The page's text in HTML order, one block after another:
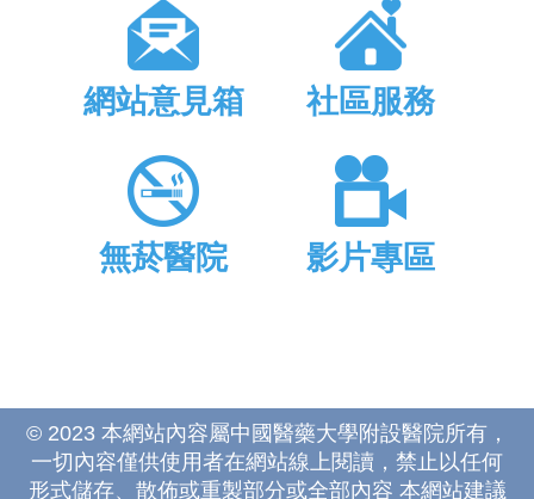
網站意見箱 社區服務
無菸醫院 影片專區
© 2023 本網站內容屬中國醫藥大學附設醫院所有，
一切內容僅供使用者在網站線上閱讀，禁止以任何
形式儲存、散佈或重製部分或全部內容 本網站建議